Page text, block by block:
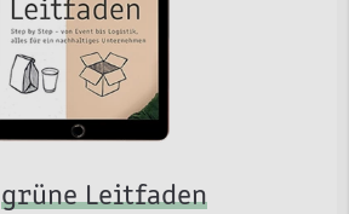
grüne Leitfaden